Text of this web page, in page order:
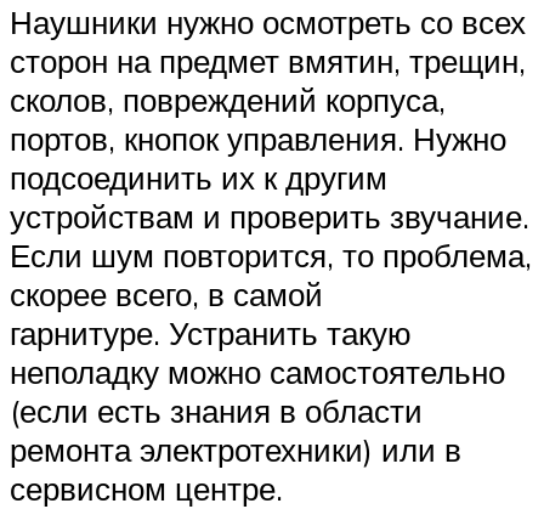
Наушники нужно осмотреть со всех
сторон на предмет вмятин, трещин,
сколов, повреждений корпуса,
портов, кнопок управления. Нужно
подсоединить их к другим
устройствам и проверить звучание.
Если шум повторится, то проблема,
скорее всего, в самой
гарнитуре. Устранить такую
неполадку можно самостоятельно
(если есть знания в области
ремонта электротехники) или в
сервисном центре.